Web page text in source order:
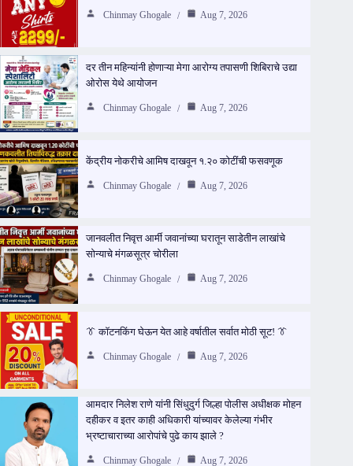
Chinmay Ghogale Aug 7, 2026
दर तीन महिन्यांनी होणाऱ्या मेगा आरोग्य तपासणी शिबिराचे उद्या
ओरोस येथे आयोजन
Chinmay Ghogale Aug 7, 2026
केंद्रीय नोकरीचे आमिष दाखवून १.२० कोटींची फसवणूक
Chinmay Ghogale Aug 7, 2026
जानवलीत निवृत्त आर्मी जवानांच्या घरातून साडेतीन लाखांचे
सोन्याचे मंगळसूत्र चोरीला
Chinmay Ghogale Aug 7, 2026
👔 कॉटनकिंग घेऊन येत आहे वर्षातील सर्वात मोठी सूट! 👔
Chinmay Ghogale Aug 7, 2026
आमदार निलेश राणे यांनी सिंधुदुर्ग जिल्हा पोलीस अधीक्षक मोहन
दहीकर व इतर काही अधिकारी यांच्यावर केलेल्या गंभीर
भ्रष्टाचाराच्या आरोपांचे पुढे काय झाले ?
Chinmay Ghogale Aug 7, 2026